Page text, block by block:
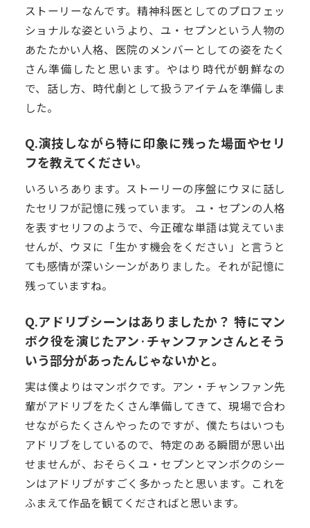
ストーリーなんです。精神科医としてのプロフェッ
ショナルな姿というより、ユ・セプンという人物の
あたたかい人格、医院のメンバーとしての姿をたく
さん準備したと思います。やはり時代が朝鮮なの
で、話し方、時代劇として扱うアイテムを準備しま
した。
Q.演技しながら特に印象に残った場面やセリ
フを教えてください。
いろいろあります。ストーリーの序盤にウヌに話し
たセリフが記憶に残っています。 ユ・セプンの人格
を表すセリフのようで、今正確な単語は覚えていま
せんが、ウヌに「生かす機会をください」と言うと
ても感情が深いシーンがありました。それが記憶に
残っていますね。
Q.アドリブシーンはありましたか？ 特にマン
ボク役を演じたアン·チャンファンさんとそう
いう部分があったんじゃないかと。
実は僕よりはマンボクです。アン・チャンファン先
輩がアドリブをたくさん準備してきて、現場で合わ
せながらたくさんやったのですが、僕たちはいつも
アドリブをしているので、特定のある瞬間が思い出
せませんが、おそらくユ・セプンとマンボクのシー
ンはアドリブがすごく多かったと思います。これを
ふまえて作品を観てくださればと思います。